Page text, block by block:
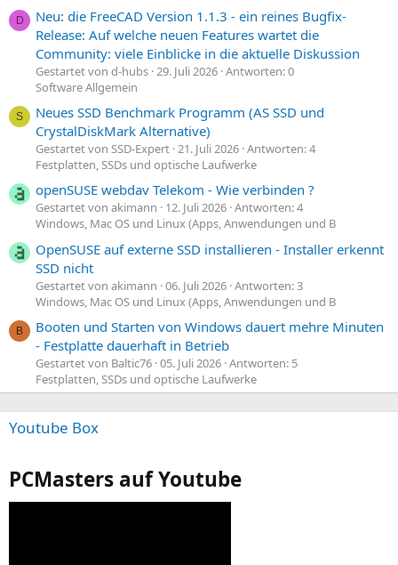
D
Neu: die FreeCAD Version 1.1.3 - ein reines Bugfix-
Release: Auf welche neuen Features wartet die
Community: viele Einblicke in die aktuelle Diskussion
Gestartet von d-hubs 29. Juli 2026 Antworten: 0
Software Allgemein
S
Neues SSD Benchmark Programm (AS SSD und
CrystalDiskMark Alternative)
Gestartet von SSD-Expert 21. Juli 2026 Antworten: 4
Festplatten, SSDs und optische Laufwerke
openSUSE webdav Telekom - Wie verbinden ?
Gestartet von akimann 12. Juli 2026 Antworten: 4
Windows, Mac OS und Linux (Apps, Anwendungen und B
OpenSUSE auf externe SSD installieren - Installer erkennt
SSD nicht
Gestartet von akimann 06. Juli 2026 Antworten: 3
Windows, Mac OS und Linux (Apps, Anwendungen und B
B
Booten und Starten von Windows dauert mehre Minuten
- Festplatte dauerhaft in Betrieb
Gestartet von Baltic76 05. Juli 2026 Antworten: 5
Festplatten, SSDs und optische Laufwerke
Youtube Box
PCMasters auf Youtube